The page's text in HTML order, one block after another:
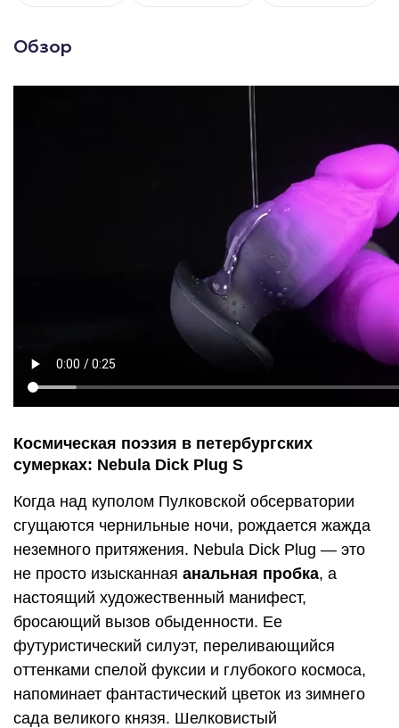
Обзор
Космическая поэзия в петербургских
сумерках: Nebula Dick Plug S
Когда над куполом Пулковской обсерватории
сгущаются чернильные ночи, рождается жажда
неземного притяжения. Nebula Dick Plug — это
не просто изысканная анальная пробка, а
настоящий художественный манифест,
бросающий вызов обыденности. Ее
футуристический силуэт, переливающийся
оттенками спелой фуксии и глубокого космоса,
напоминает фантастический цветок из зимнего
сада великого князя. Шелковистый